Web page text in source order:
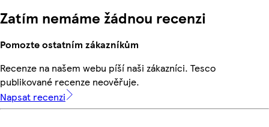
Zatím nemáme žádnou recenzi
Pomozte ostatním zákazníkům
Recenze na našem webu píší naši zákazníci. Tesco
publikované recenze neověřuje.
Napsat recenzi